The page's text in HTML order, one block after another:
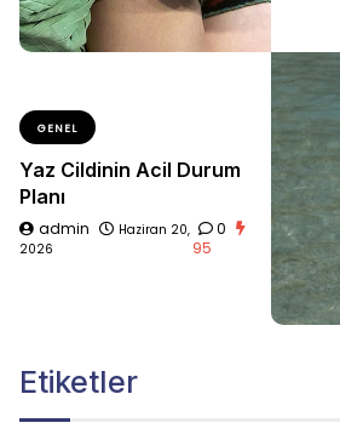
GENEL
Yaz Cildinin Acil Durum
Planı
admin
Haziran 20,
2026
0
95
Etiketler